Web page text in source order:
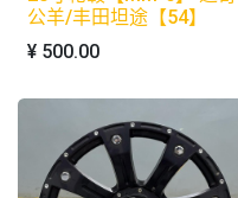
公羊/丰田坦途【54】
¥ 500.00